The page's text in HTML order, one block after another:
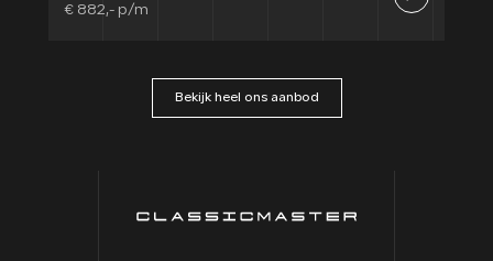
€ 882,- p/m
Bekijk heel ons aanbod